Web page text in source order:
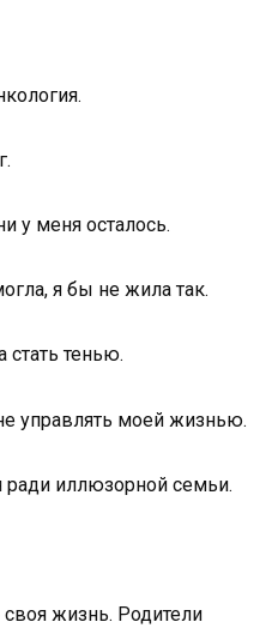
у меня осталось.
я бы не жила так.
стать тенью.
управлять моей жизнью.
ради иллюзорной семьи.
жизнь. Родители